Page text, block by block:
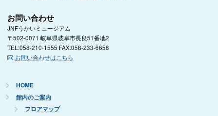
お問い合わせ
JNFうかいミュージアム
〒502-0071 岐阜県岐阜市長良51番地2
TEL:058-210-1555 FAX:058-233-6658
お問い合わせはこちら
HOME
館内のご案内
フロアマップ